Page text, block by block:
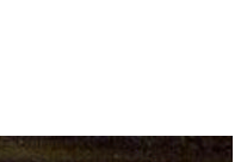
Color